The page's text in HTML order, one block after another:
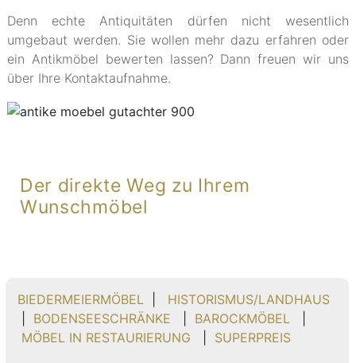
Denn echte Antiquitäten dürfen nicht wesentlich
umgebaut werden. Sie wollen mehr dazu erfahren oder
ein Antikmöbel bewerten lassen? Dann freuen wir uns
über Ihre Kontaktaufnahme.
Der direkte Weg zu Ihrem
Wunschmöbel
BIEDERMEIERMÖBEL
HISTORISMUS/LANDHAUS
BODENSEESCHRÄNKE BAROCKMÖBEL
MÖBEL IN RESTAURIERUNG
SUPERPREIS